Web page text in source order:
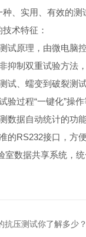
、实用、有效的
技术特征：
原理，由微电脑控
制双重试验方法
、蠕变到破裂测
过程“一键化”操作
据自动统计的功
RS232接口，方
数据共享系统，统
抗压测试你了解多少？